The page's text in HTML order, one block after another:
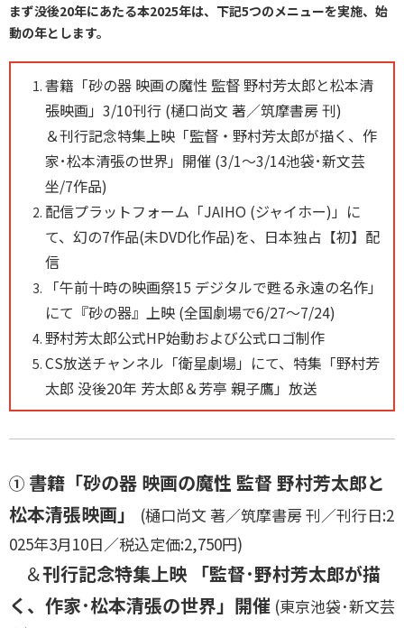
まず没後20年にあたる本2025年は、下記5つのメニューを実施、始
動の年とします。
書籍「砂の器 映画の魔性 監督 野村芳太郎と松本清
張映画」3/10刊行 (樋口尚文 著／筑摩書房 刊)
＆刊行記念特集上映「監督・野村芳太郎が描く、作
家･松本清張の世界」開催 (3/1～3/14池袋･新文芸
坐/7作品)
配信プラットフォーム「JAIHO (ジャイホー)」に
て、幻の7作品(未DVD化作品)を、日本独占【初】配
信
「午前十時の映画祭15 デジタルで甦る永遠の名作」
にて『砂の器』上映 (全国劇場で6/27～7/24)
野村芳太郎公式HP始動および公式ロゴ制作
CS放送チャンネル「衛星劇場」にて、特集「野村芳
太郎 没後20年 芳太郎＆芳亭 親子鷹」放送
① 書籍「砂の器 映画の魔性 監督 野村芳太郎と
松本清張映画」
(樋口尚文 著／筑摩書房 刊／刊行日:2
025年3月10日／税込定価:2,750円)
＆刊行記念特集上映 「監督･野村芳太郎が描
く、作家･松本清張の世界」開催 (東京池袋･新文芸